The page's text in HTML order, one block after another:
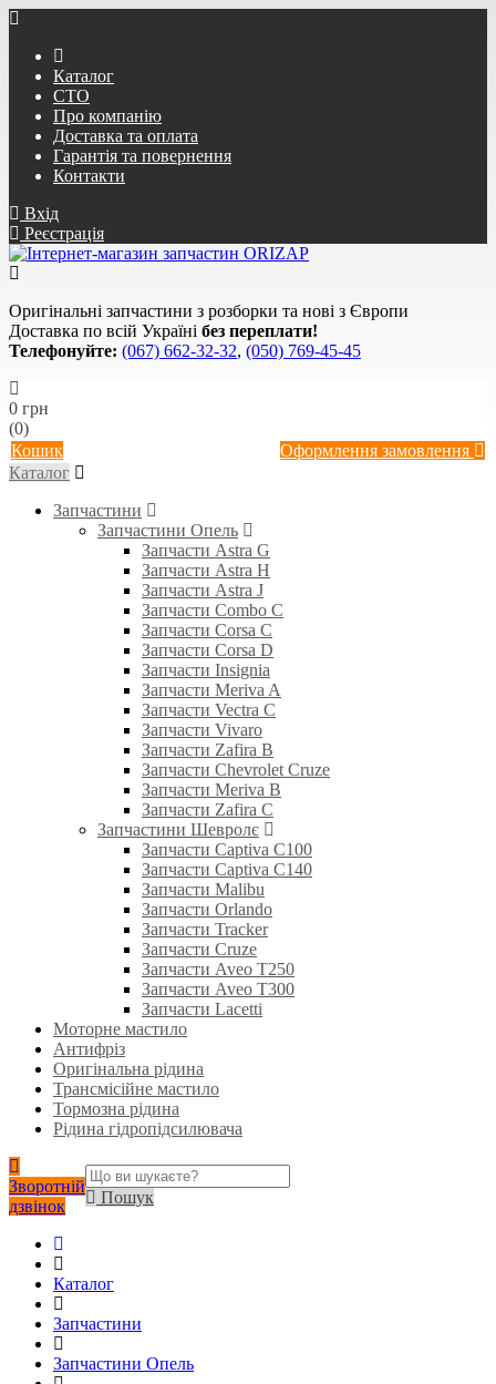
Каталог
СТО
Про компанію
Доставка та оплата
Гарантія та повернення
Контакти
Вхід
Реєстрація
Оригінальні запчастини з розборки та нові з Європи
Доставка по всій Україні без переплати!
Телефонуйте: (067) 662-32-32, (050) 769-45-45
0 грн
(0)
Кошик
Оформлення замовлення
Каталог
Запчастини
Запчастини Опель
Запчасти Astra G
Запчасти Astra H
Запчасти Astra J
Запчасти Combo C
Запчасти Corsa C
Запчасти Corsa D
Запчасти Insignia
Запчасти Meriva A
Запчасти Vectra C
Запчасти Vivaro
Запчасти Zafira B
Запчасти Chevrolet Cruze
Запчасти Meriva B
Запчасти Zafira C
Запчастини Шевролє
Запчасти Captiva C100
Запчасти Captiva C140
Запчасти Malibu
Запчасти Orlando
Запчасти Tracker
Запчасти Cruze
Запчасти Aveo T250
Запчасти Aveo T300
Запчасти Lacetti
Моторне мастило
Антифріз
Оригінальна рідина
Трансмісійне мастило
Тормозна рідина
Рідина гідропідсилювача
Зворотній
дзвінок
Пошук
Каталог
Запчастини
Запчастини Опель